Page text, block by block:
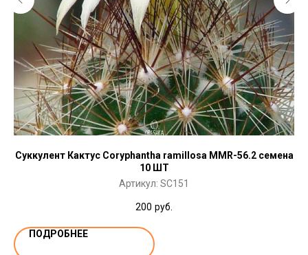
Суккулент Кактус Coryphantha ramillosa MMR-56.2 семена
10 ШТ
Артикул: SC151
200 руб.
ПОДРОБНЕЕ